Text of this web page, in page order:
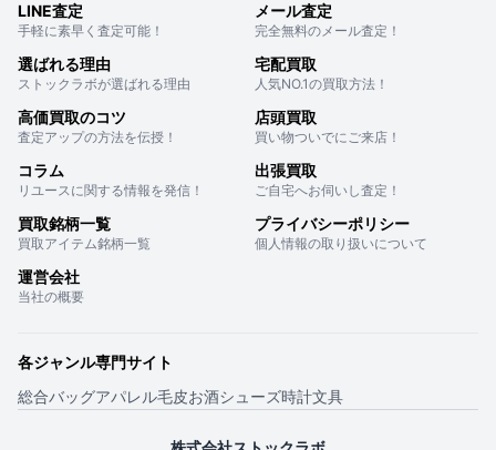
LINE査定
手軽に素早く査定可能！
メール査定
完全無料のメール査定！
選ばれる理由
ストックラボが選ばれる理由
宅配買取
人気NO.1の買取方法！
高価買取のコツ
査定アップの方法を伝授！
店頭買取
買い物ついでにご来店！
コラム
リユースに関する情報を発信！
出張買取
ご自宅へお伺いし査定！
買取銘柄一覧
買取アイテム銘柄一覧
プライバシーポリシー
個人情報の取り扱いについて
運営会社
当社の概要
各ジャンル専門サイト
総合バッグアパレル毛皮お酒シューズ時計文具